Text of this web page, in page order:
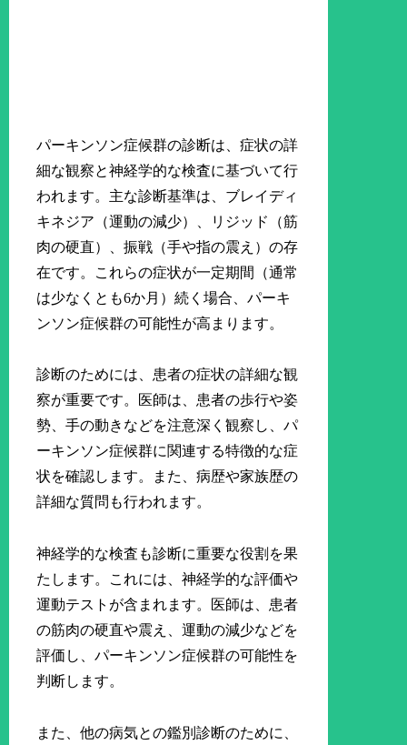
パーキンソン症候群の診断は、症状の詳
細な観察と神経学的な検査に基づいて行
われます。主な診断基準は、ブレイディ
キネジア（運動の減少）、リジッド（筋
肉の硬直）、振戦（手や指の震え）の存
在です。これらの症状が一定期間（通常
は少なくとも6か月）続く場合、パーキ
ンソン症候群の可能性が高まります。
診断のためには、患者の症状の詳細な観
察が重要です。医師は、患者の歩行や姿
勢、手の動きなどを注意深く観察し、パ
ーキンソン症候群に関連する特徴的な症
状を確認します。また、病歴や家族歴の
詳細な質問も行われます。
神経学的な検査も診断に重要な役割を果
たします。これには、神経学的な評価や
運動テストが含まれます。医師は、患者
の筋肉の硬直や震え、運動の減少などを
評価し、パーキンソン症候群の可能性を
判断します。
また、他の病気との鑑別診断のために、